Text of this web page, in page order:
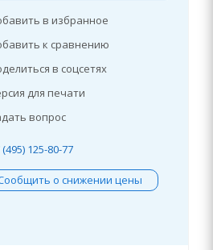
в избранное
к сравнению
в соцсетях
для печати
вопрос
(495) 125-80-77
о снижении цены